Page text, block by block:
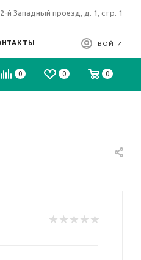
й Западный проезд, д. 1, стр. 1
ВОЙТИ
0 0 0